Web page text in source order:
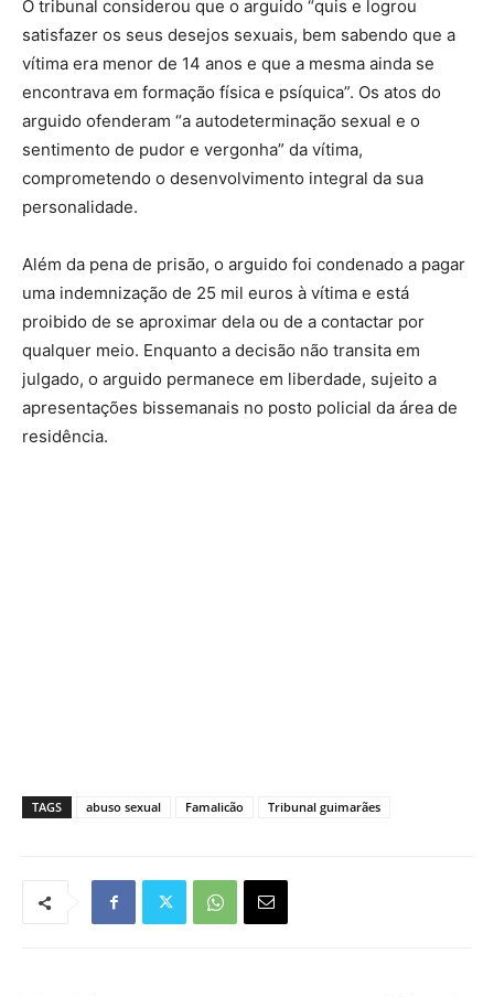
O tribunal considerou que o arguido “quis e logrou
satisfazer os seus desejos sexuais, bem sabendo que a
vítima era menor de 14 anos e que a mesma ainda se
encontrava em formação física e psíquica”. Os atos do
arguido ofenderam “a autodeterminação sexual e o
sentimento de pudor e vergonha” da vítima,
comprometendo o desenvolvimento integral da sua
personalidade.
Além da pena de prisão, o arguido foi condenado a pagar
uma indemnização de 25 mil euros à vítima e está
proibido de se aproximar dela ou de a contactar por
qualquer meio. Enquanto a decisão não transita em
julgado, o arguido permanece em liberdade, sujeito a
apresentações bissemanais no posto policial da área de
residência.
TAGS abuso sexual Famalicão Tribunal guimarães